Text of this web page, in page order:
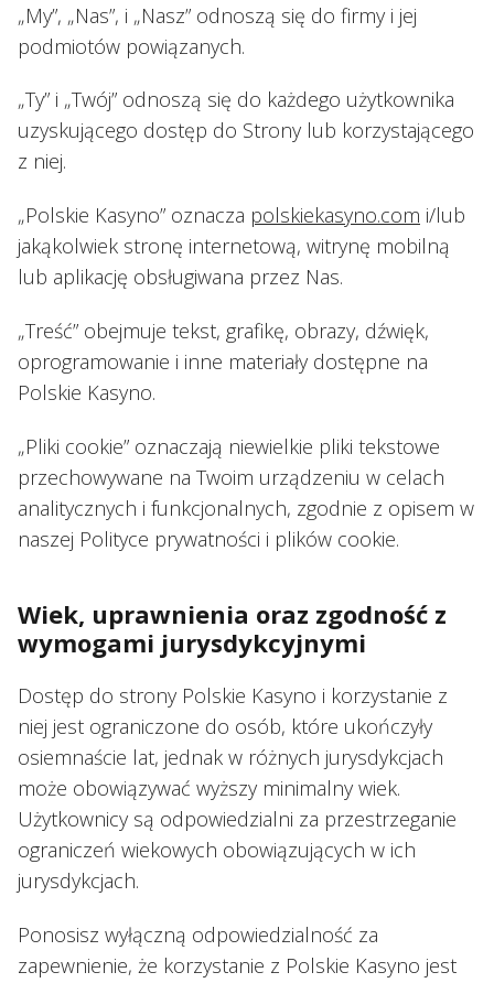
„My”, „Nas”, i „Nasz” odnoszą się do firmy i jej
podmiotów powiązanych.
„Ty” i „Twój” odnoszą się do każdego użytkownika
uzyskującego dostęp do Strony lub korzystającego
z niej.
„Polskie Kasyno” oznacza polskiekasyno.com i/lub
jakąkolwiek stronę internetową, witrynę mobilną
lub aplikację obsługiwana przez Nas.
„Treść” obejmuje tekst, grafikę, obrazy, dźwięk,
oprogramowanie i inne materiały dostępne na
Polskie Kasyno.
„Pliki cookie” oznaczają niewielkie pliki tekstowe
przechowywane na Twoim urządzeniu w celach
analitycznych i funkcjonalnych, zgodnie z opisem w
naszej Polityce prywatności i plików cookie.
Wiek, uprawnienia oraz zgodność z
wymogami jurysdykcyjnymi
Dostęp do strony Polskie Kasyno i korzystanie z
niej jest ograniczone do osób, które ukończyły
osiemnaście lat, jednak w różnych jurysdykcjach
może obowiązywać wyższy minimalny wiek.
Użytkownicy są odpowiedzialni za przestrzeganie
ograniczeń wiekowych obowiązujących w ich
jurysdykcjach.
Ponosisz wyłączną odpowiedzialność za
zapewnienie, że korzystanie z Polskie Kasyno jest